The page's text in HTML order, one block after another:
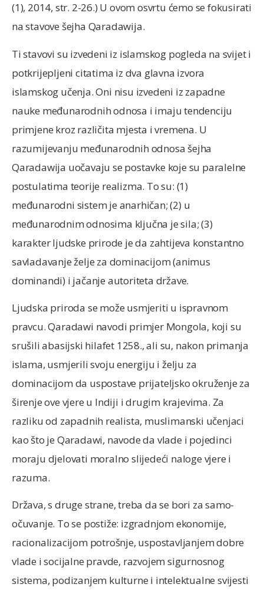
(1), 2014, str. 2-26.) U ovom osvrtu ćemo se fokusirati
na stavove šejha Qaradawija.
Ti stavovi su izvedeni iz islamskog pogleda na svijet i
potkrijepljeni citatima iz dva glavna izvora
islamskog učenja. Oni nisu izvedeni iz zapadne
nauke međunarodnih odnosa i imaju tendenciju
primjene kroz različita mjesta i vremena. U
razumijevanju međunarodnih odnosa šejha
Qaradawija uočavaju se postavke koje su paralelne
postulatima teorije realizma. To su: (1)
međunarodni sistem je anarhičan; (2) u
međunarodnim odnosima ključna je sila; (3)
karakter ljudske prirode je da zahtijeva konstantno
savladavanje želje za dominacijom (animus
dominandi) i jačanje autoriteta države.
Ljudska priroda se može usmjeriti u ispravnom
pravcu. Qaradawi navodi primjer Mongola, koji su
srušili abasijski hilafet 1258., ali su, nakon primanja
islama, usmjerili svoju energiju i želju za
dominacijom da uspostave prijateljsko okruženje za
širenje ove vjere u Indiji i drugim krajevima. Za
razliku od zapadnih realista, muslimanski učenjaci
kao što je Qaradawi, navode da vlade i pojedinci
moraju djelovati moralno slijedeći naloge vjere i
razuma.
Država, s druge strane, treba da se bori za samo-
očuvanje. To se postiže: izgradnjom ekonomije,
racionalizacijom potrošnje, uspostavljanjem dobre
vlade i socijalne pravde, razvojem sigurnosnog
sistema, podizanjem kulturne i intelektualne svijesti